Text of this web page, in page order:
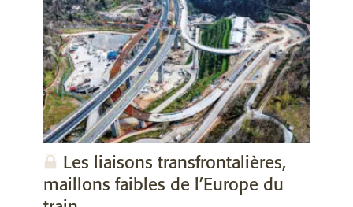
Les liaisons transfrontalières,
maillons faibles de l’Europe du